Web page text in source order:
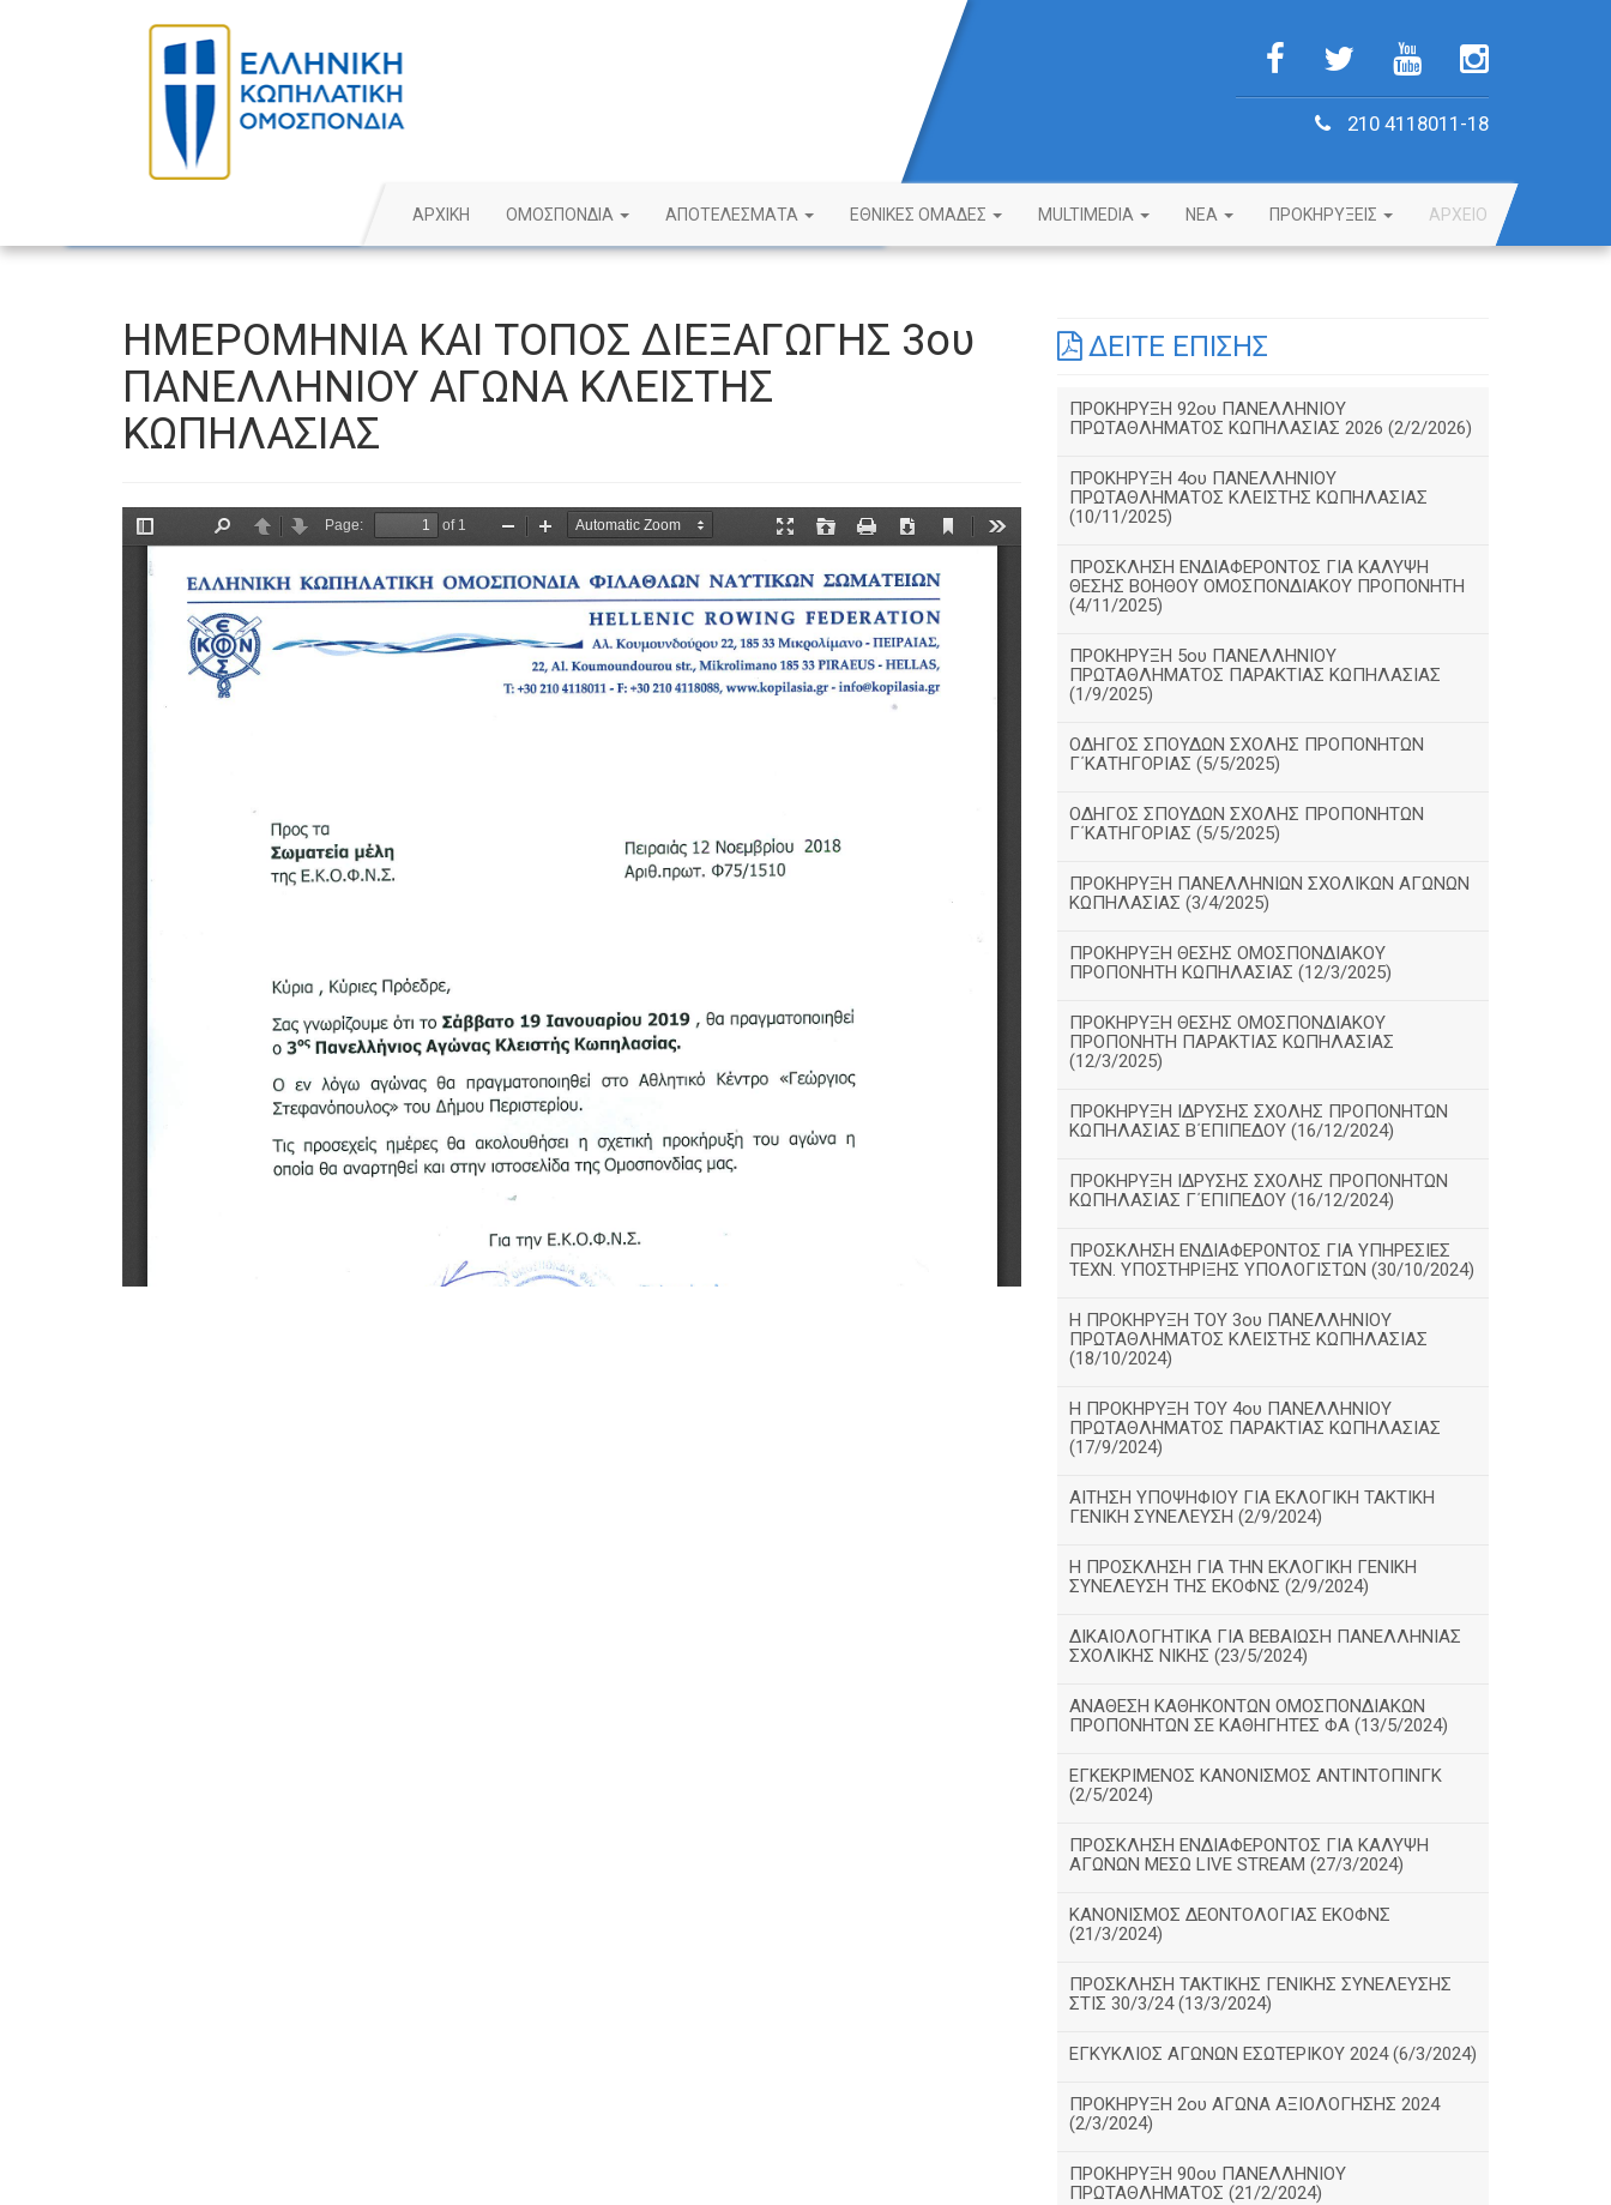
210 4118011-18
ΑΡΧΙΚΗ ΟΜΟΣΠΟΝΔΙΑ ΑΠΟΤΕΛΕΣΜΑΤΑ ΕΘΝΙΚΕΣ ΟΜΑΔΕΣ MULTIMEDIA NEA ΠΡΟΚΗΡΥΞΕΙΣ ΑΡΧΕΙΟ
ΗΜΕΡΟΜΗΝΙΑ ΚΑΙ ΤΟΠΟΣ ΔΙΕΞΑΓΩΓΗΣ 3ου
ΠΑΝΕΛΛΗΝΙΟΥ ΑΓΩΝΑ ΚΛΕΙΣΤΗΣ
ΚΩΠΗΛΑΣΙΑΣ
ΔΕΙΤΕ ΕΠΙΣΗΣ
ΠΡΟΚΗΡΥΞΗ 92ου ΠΑΝΕΛΛΗΝΙΟΥ
ΠΡΩΤΑΘΛΗΜΑΤΟΣ ΚΩΠΗΛΑΣΙΑΣ 2026 (2/2/2026)
ΠΡΟΚΗΡΥΞΗ 4ου ΠΑΝΕΛΛΗΝΙΟΥ
ΠΡΩΤΑΘΛΗΜΑΤΟΣ ΚΛΕΙΣΤΗΣ ΚΩΠΗΛΑΣΙΑΣ
(10/11/2025)
ΠΡΟΣΚΛΗΣΗ ΕΝΔΙΑΦΕΡΟΝΤΟΣ ΓΙΑ ΚΑΛΥΨΗ
ΘΕΣΗΣ ΒΟΗΘΟΥ ΟΜΟΣΠΟΝΔΙΑΚΟΥ ΠΡΟΠΟΝΗΤΗ
(4/11/2025)
ΠΡΟΚΗΡΥΞΗ 5ου ΠΑΝΕΛΛΗΝΙΟΥ
ΠΡΩΤΑΘΛΗΜΑΤΟΣ ΠΑΡΑΚΤΙΑΣ ΚΩΠΗΛΑΣΙΑΣ
(1/9/2025)
ΟΔΗΓΟΣ ΣΠΟΥΔΩΝ ΣΧΟΛΗΣ ΠΡΟΠΟΝΗΤΩΝ
Γ΄ΚΑΤΗΓΟΡΙΑΣ (5/5/2025)
ΟΔΗΓΟΣ ΣΠΟΥΔΩΝ ΣΧΟΛΗΣ ΠΡΟΠΟΝΗΤΩΝ
Γ΄ΚΑΤΗΓΟΡΙΑΣ (5/5/2025)
ΠΡΟΚΗΡΥΞΗ ΠΑΝΕΛΛΗΝΙΩΝ ΣΧΟΛΙΚΩΝ ΑΓΩΝΩΝ
ΚΩΠΗΛΑΣΙΑΣ (3/4/2025)
ΠΡΟΚΗΡΥΞΗ ΘΕΣΗΣ ΟΜΟΣΠΟΝΔΙΑΚΟΥ
ΠΡΟΠΟΝΗΤΗ ΚΩΠΗΛΑΣΙΑΣ (12/3/2025)
ΠΡΟΚΗΡΥΞΗ ΘΕΣΗΣ ΟΜΟΣΠΟΝΔΙΑΚΟΥ
ΠΡΟΠΟΝΗΤΗ ΠΑΡΑΚΤΙΑΣ ΚΩΠΗΛΑΣΙΑΣ
(12/3/2025)
ΠΡΟΚΗΡΥΞΗ ΙΔΡΥΣΗΣ ΣΧΟΛΗΣ ΠΡΟΠΟΝΗΤΩΝ
ΚΩΠΗΛΑΣΙΑΣ Β΄ΕΠΙΠΕΔΟΥ (16/12/2024)
ΠΡΟΚΗΡΥΞΗ ΙΔΡΥΣΗΣ ΣΧΟΛΗΣ ΠΡΟΠΟΝΗΤΩΝ
ΚΩΠΗΛΑΣΙΑΣ Γ΄ΕΠΙΠΕΔΟΥ (16/12/2024)
ΠΡΟΣΚΛΗΣΗ ΕΝΔΙΑΦΕΡΟΝΤΟΣ ΓΙΑ ΥΠΗΡΕΣΙΕΣ
ΤΕΧΝ. ΥΠΟΣΤΗΡΙΞΗΣ ΥΠΟΛΟΓΙΣΤΩΝ (30/10/2024)
Η ΠΡΟΚΗΡΥΞΗ ΤΟΥ 3ου ΠΑΝΕΛΛΗΝΙΟΥ
ΠΡΩΤΑΘΛΗΜΑΤΟΣ ΚΛΕΙΣΤΗΣ ΚΩΠΗΛΑΣΙΑΣ
(18/10/2024)
Η ΠΡΟΚΗΡΥΞΗ ΤΟΥ 4ου ΠΑΝΕΛΛΗΝΙΟΥ
ΠΡΩΤΑΘΛΗΜΑΤΟΣ ΠΑΡΑΚΤΙΑΣ ΚΩΠΗΛΑΣΙΑΣ
(17/9/2024)
ΑΙΤΗΣΗ ΥΠΟΨΗΦΙΟΥ ΓΙΑ ΕΚΛΟΓΙΚΗ ΤΑΚΤΙΚΗ
ΓΕΝΙΚΗ ΣΥΝΕΛΕΥΣΗ (2/9/2024)
Η ΠΡΟΣΚΛΗΣΗ ΓΙΑ ΤΗΝ ΕΚΛΟΓΙΚΗ ΓΕΝΙΚΗ
ΣΥΝΕΛΕΥΣΗ ΤΗΣ ΕΚΟΦΝΣ (2/9/2024)
ΔΙΚΑΙΟΛΟΓΗΤΙΚΑ ΓΙΑ ΒΕΒΑΙΩΣΗ ΠΑΝΕΛΛΗΝΙΑΣ
ΣΧΟΛΙΚΗΣ ΝΙΚΗΣ (23/5/2024)
ΑΝΑΘΕΣΗ ΚΑΘΗΚΟΝΤΩΝ ΟΜΟΣΠΟΝΔΙΑΚΩΝ
ΠΡΟΠΟΝΗΤΩΝ ΣΕ ΚΑΘΗΓΗΤΕΣ ΦΑ (13/5/2024)
ΕΓΚΕΚΡΙΜΕΝΟΣ ΚΑΝΟΝΙΣΜΟΣ ΑΝΤΙΝΤΟΠΙΝΓΚ
(2/5/2024)
ΠΡΟΣΚΛΗΣΗ ΕΝΔΙΑΦΕΡΟΝΤΟΣ ΓΙΑ ΚΑΛΥΨΗ
ΑΓΩΝΩΝ ΜΕΣΩ LIVE STREAM (27/3/2024)
ΚΑΝΟΝΙΣΜΟΣ ΔΕΟΝΤΟΛΟΓΙΑΣ ΕΚΟΦΝΣ
(21/3/2024)
ΠΡΟΣΚΛΗΣΗ ΤΑΚΤΙΚΗΣ ΓΕΝΙΚΗΣ ΣΥΝΕΛΕΥΣΗΣ
ΣΤΙΣ 30/3/24 (13/3/2024)
ΕΓΚΥΚΛΙΟΣ ΑΓΩΝΩΝ ΕΣΩΤΕΡΙΚΟΥ 2024 (6/3/2024)
ΠΡΟΚΗΡΥΞΗ 2ου ΑΓΩΝΑ ΑΞΙΟΛΟΓΗΣΗΣ 2024
(2/3/2024)
ΠΡΟΚΗΡΥΞΗ 90ου ΠΑΝΕΛΛΗΝΙΟΥ
ΠΡΩΤΑΘΛΗΜΑΤΟΣ (21/2/2024)